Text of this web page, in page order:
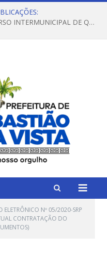
REGULAMENTO DO X CONCURSO INTERMUNICIPAL DE QUADRILHAS JUNINAS – 2026 – ARRAIÁ DA VENEZA
ELETRÔNICO Nº 05/2020-SRP
CONTRATAÇÃO DO